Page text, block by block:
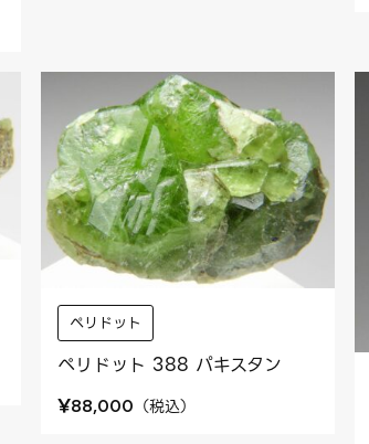
ペリドット
ペリドット 388 パキスタン
¥88,000 （税込）